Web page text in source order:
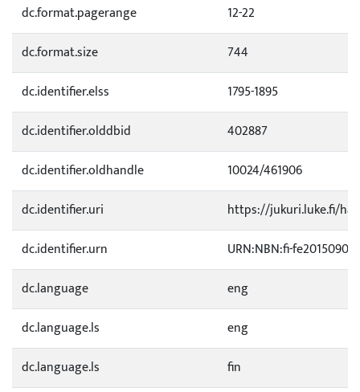
dc.format.pagerange
12-22
dc.format.size
744
dc.identifier.elss
1795-1895
dc.identifier.olddbid
402887
dc.identifier.oldhandle
10024/461906
dc.identifier.uri
https://jukuri.luke.fi/
dc.identifier.urn
URN:NBN:fi-
dc.language
eng
dc.language.ls
eng
dc.language.ls
fin